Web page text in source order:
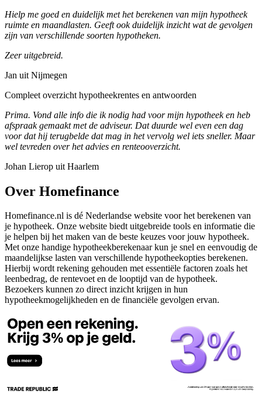
Hielp me goed en duidelijk met het berekenen van mijn hypotheek
ruimte en maandlasten. Geeft ook duidelijk inzicht wat de gevolgen
zijn van verschillende soorten hypotheken.
Zeer uitgebreid.
Jan uit Nijmegen
Compleet overzicht hypotheekrentes en antwoorden
Prima. Vond alle info die ik nodig had voor mijn hypotheek en heb
afspraak gemaakt met de adviseur. Dat duurde wel even een dag
voor dat hij terugbelde dat mag in het vervolg wel iets sneller. Maar
wel tevreden over het advies en renteooverzicht.
Johan Lierop uit Haarlem
Over Homefinance
Homefinance.nl is dé Nederlandse website voor het berekenen van
je hypotheek. Onze website biedt uitgebreide tools en informatie die
je helpen bij het maken van de beste keuzes voor jouw hypotheek.
Met onze handige hypotheekberekenaar kun je snel en eenvoudig de
maandelijkse lasten van verschillende hypotheekopties berekenen.
Hierbij wordt rekening gehouden met essentiële factoren zoals het
leenbedrag, de rentevoet en de looptijd van de hypotheek.
Bezoekers kunnen zo direct inzicht krijgen in hun
hypotheekmogelijkheden en de financiële gevolgen ervan.